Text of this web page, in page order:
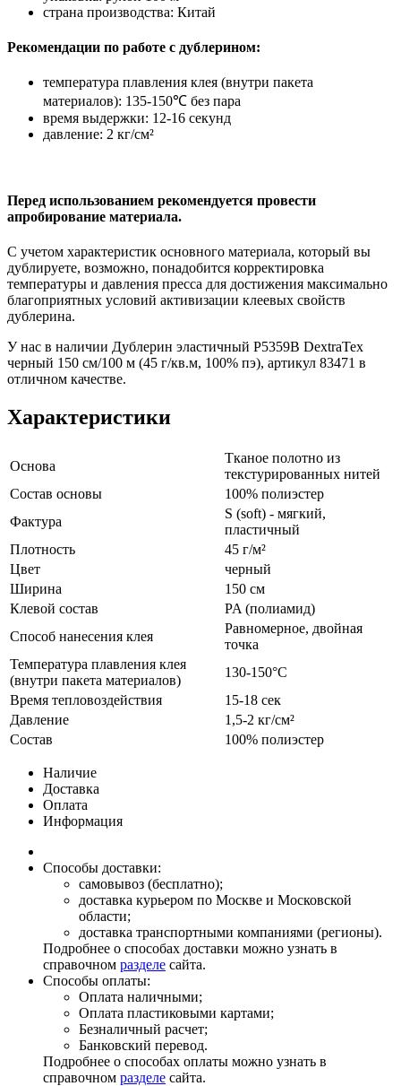
страна производства: Китай
Рекомендации по работе с дублерином:
температура плавления клея (внутри пакета
материалов): 135-150℃ без пара
время выдержки: 12-16 секунд
давление: 2 кг/см²
Перед использованием рекомендуется провести
апробирование материала.
С учетом характеристик основного материала, который вы
дублируете, возможно, понадобится корректировка
температуры и давления пресса для достижения максимально
благоприятных условий активизации клеевых свойств
дублерина.
У нас в наличии Дублерин эластичный P5359B DextraTex
черный 150 см/100 м (45 г/кв.м, 100% пэ), артикул 83471 в
отличном качестве.
Характеристики
Основа
Тканое полотно из
текстурированных нитей
Состав основы
100% полиэстер
Фактура
S (soft) - мягкий,
пластичный
Плотность
45 г/м²
Цвет
черный
Ширина
150 см
Клевой состав
PA (полиамид)
Способ нанесения клея
Равномерное, двойная
точка
Температура плавления клея
(внутри пакета материалов)
130-150°С
Время тепловоздействия
15-18 сек
Давление
1,5-2 кг/см²
Состав
100% полиэстер
Наличие
Доставка
Оплата
Информация
Способы доставки:
самовывоз (бесплатно);
доставка курьером по Москве и Московской
области;
доставка транспортными компаниями (регионы).
Подробнее о способах доставки можно узнать в
справочном разделе сайта.
Способы оплаты:
Оплата наличными;
Оплата пластиковыми картами;
Безналичный расчет;
Банковский перевод.
Подробнее о способах оплаты можно узнать в
справочном разделе сайта.